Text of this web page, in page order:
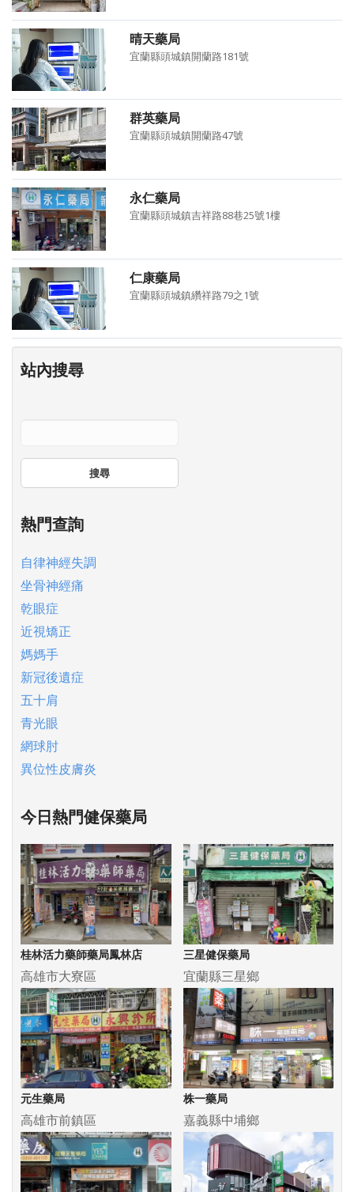
晴天藥局
宜蘭縣頭城鎮開蘭路181號
群英藥局
宜蘭縣頭城鎮開蘭路47號
永仁藥局
宜蘭縣頭城鎮吉祥路88巷25號1樓
仁康藥局
宜蘭縣頭城鎮纘祥路79之1號
站內搜尋
搜尋
熱門查詢
自律神經失調
坐骨神經痛
乾眼症
近視矯正
媽媽手
新冠後遺症
五十肩
青光眼
網球肘
異位性皮膚炎
今日熱門健保藥局
桂林活力藥師藥局鳳林店
高雄市大寮區
三星健保藥局
宜蘭縣三星鄉
元生藥局
高雄市前鎮區
株一藥局
嘉義縣中埔鄉